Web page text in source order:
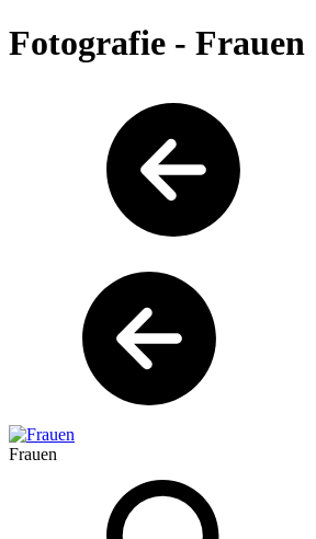
Fotografie - Frauen
Frauen